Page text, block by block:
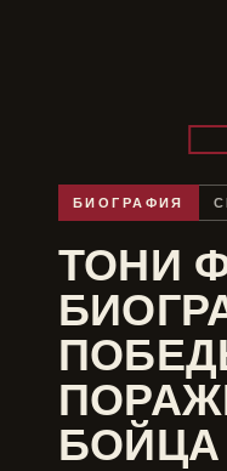
БИОГРАФИЯ
ТОНИ
БОЙЦА